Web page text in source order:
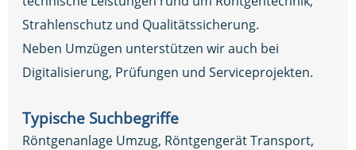
Strahlenschutz und Qualitätssicherung.
Neben Umzügen unterstützen wir auch bei
Digitalisierung, Prüfungen und Serviceprojekten.
Typische Suchbegriffe
Röntgenanlage Umzug, Röntgengerät Transport,